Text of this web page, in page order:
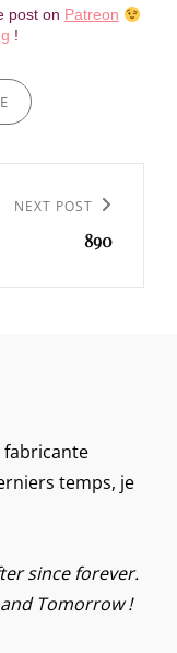
post on Patreon
!
NEXT POST
890
fabricante
temps, je
since forever.
Tomorrow !